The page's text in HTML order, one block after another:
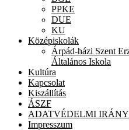
PPKE
DUE
KU
Középiskolák
Árpád-házi Szent
Általános Iskola
Kultúra
Kapcsolat
Kiszállítás
ÁSZF
ADATVÉDELMI
Impresszum